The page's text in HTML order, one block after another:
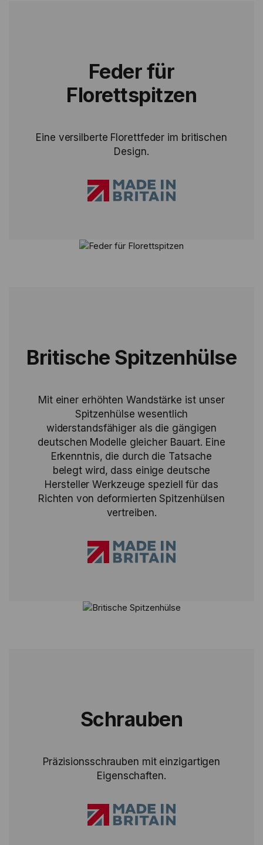
Feder für
Florettspitzen
Eine versilberte Florettfeder im britischen
Design.
Britische Spitzenhülse
Mit einer erhöhten Wandstärke ist unser
Spitzenhülse wesentlich
widerstandsfähiger als die gängigen
deutschen Modelle gleicher Bauart. Eine
Erkenntnis, die durch die Tatsache
belegt wird, dass einige deutsche
Hersteller Werkzeuge speziell für das
Richten von deformierten Spitzenhülsen
vertreiben.
Schrauben
Präzisionsschrauben mit einzigartigen
Eigenschaften.